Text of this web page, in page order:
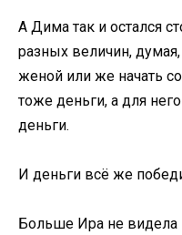
А Дима так и остался
разных величин,
женой или же начать
тоже деньги, а для
деньги.
И деньги всё же
Больше Ира не видела